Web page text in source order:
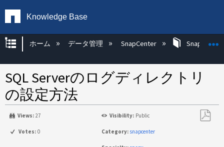
Knowledge Base
グローバル階層を展開/折りたたむ
ホーム データ管理 SnapCenter SnapCenter
SQL Serverのログディレクトリ
の設定方法
Views: 27 Visibility: Public
Votes: 0 Category: snapcenter